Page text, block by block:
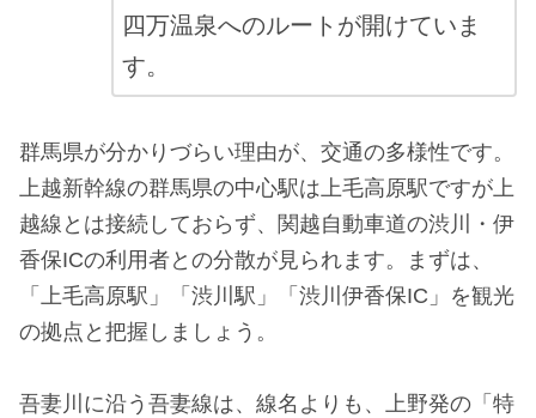
四万温泉へのルートが開けていま
す。
群馬県が分かりづらい理由が、交通の多様性です。
上越新幹線の群馬県の中心駅は上毛高原駅ですが上
越線とは接続しておらず、関越自動車道の渋川・伊
香保ICの利用者との分散が見られます。まずは、
「上毛高原駅」「渋川駅」「渋川伊香保IC」を観光
の拠点と把握しましょう。
吾妻川に沿う吾妻線は、線名よりも、上野発の「特